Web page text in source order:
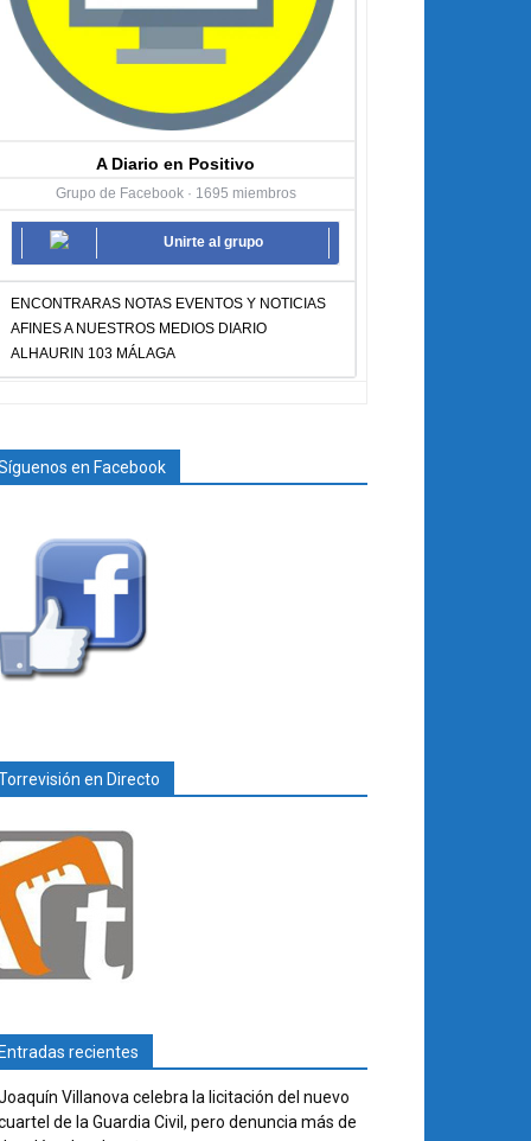
A Diario en Positivo
Grupo de Facebook · 1695 miembros
Unirte al grupo
ENCONTRARAS NOTAS EVENTOS Y NOTICIAS
AFINES A NUESTROS MEDIOS DIARIO
ALHAURIN 103 MÁLAGA
en Facebook
en Directo
recientes
Villanova celebra la licitación del nuevo
de la Guardia Civil, pero denuncia más de